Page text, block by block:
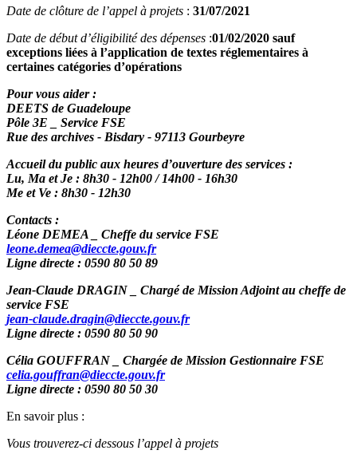
Date de clôture de l’appel à projets : 31/07/2021
Date de début d’éligibilité des dépenses :01/02/2020 sauf
exceptions liées à l’application de textes réglementaires à
certaines catégories d’opérations
Pour vous aider :
DEETS de Guadeloupe
Pôle 3E _ Service FSE
Rue des archives - Bisdary - 97113 Gourbeyre
Accueil du public aux heures d’ouverture des services :
Lu, Ma et Je : 8h30 - 12h00 / 14h00 - 16h30
Me et Ve : 8h30 - 12h30
Contacts :
Léone DEMEA _ Cheffe du service FSE
leone.demea@dieccte.gouv.fr
Ligne directe : 0590 80 50 89
Jean-Claude DRAGIN _ Chargé de Mission Adjoint au cheffe de
service FSE
jean-claude.dragin@dieccte.gouv.fr
Ligne directe : 0590 80 50 90
Célia GOUFFRAN _ Chargée de Mission Gestionnaire FSE
celia.gouffran@dieccte.gouv.fr
Ligne directe : 0590 80 50 30
En savoir plus :
Vous trouverez-ci dessous l’appel à projets